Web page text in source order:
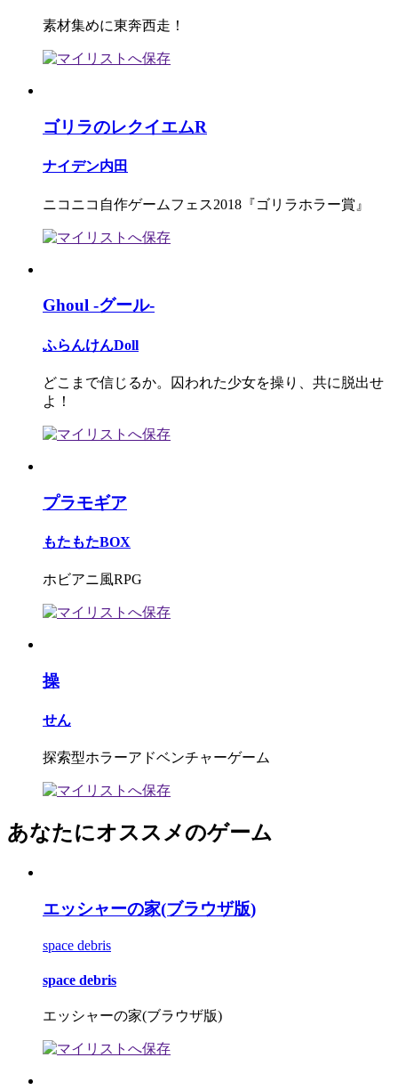
素材集めに東奔西走！
ゴリラのレクイエムR
ナイデン内田
ニコニコ自作ゲームフェス2018『ゴリラホラー賞』
Ghoul -グール-
ふらんけんDoll
どこまで信じるか。囚われた少女を操り、共に脱出せ
よ！
プラモギア
もたもたBOX
ホビアニ風RPG
操
せん
探索型ホラーアドベンチャーゲーム
あなたにオススメのゲーム
エッシャーの家(ブラウザ版)
space debris
space debris
エッシャーの家(ブラウザ版)